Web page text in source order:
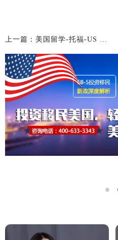
上一篇：美国留学-托福-US News公布2015年美国大学Top100本科托福要求